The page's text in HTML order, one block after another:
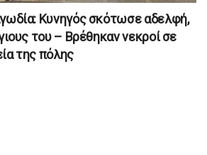
Κυνηγός σκότωσε αδελφή,
του – Βρέθηκαν νεκροί σε
της πόλης